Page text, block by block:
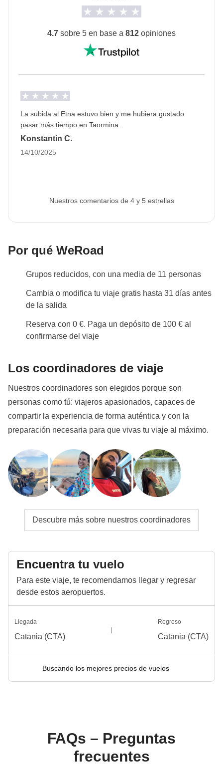
Coches de alquiler.
Info sobre habitaciones privadas
4.7 sobre 5 en base a 812 opiniones
La subida al Etna estuvo bien y me hubiera gustado
pasar más tiempo en Taormina.
Konstantin C.
14/10/2025
Nuestros comentarios de 4 y 5 estrellas
Por qué WeRoad
Grupos reducidos, con una media de 11 personas
Cambia o modifica tu viaje gratis hasta 31 días antes
de la salida
Reserva con 0 €. Paga un depósito de 100 € al
confirmarse del viaje
Los coordinadores de viaje
Nuestros coordinadores son elegidos porque son
personas como tú: viajeros apasionados, capaces de
compartir la experiencia de forma auténtica y con la
preparación necesaria para que vivas tu viaje al máximo.
Descubre más sobre nuestros coordinadores
Encuentra tu vuelo
Para este viaje, te recomendamos llegar y regresar
desde estos aeropuertos.
Llegada
Catania (CTA)
Regreso
Catania (CTA)
Buscando los mejores precios de vuelos
FAQs – Preguntas
frecuentes